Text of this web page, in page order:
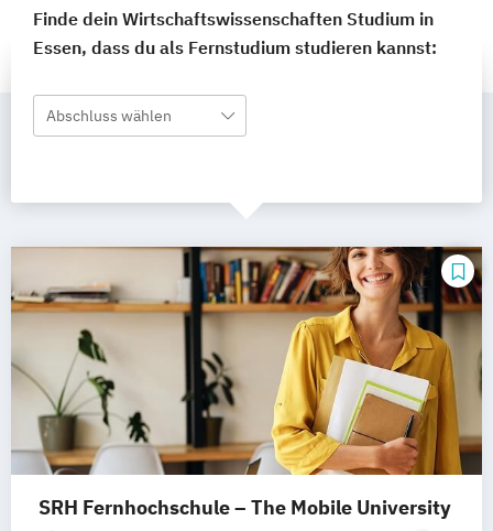
Finde dein Wirtschaftswissenschaften Studium in
Essen, dass du als Fernstudium studieren kannst:
Abschluss wählen
SRH Fernhochschule – The Mobile University